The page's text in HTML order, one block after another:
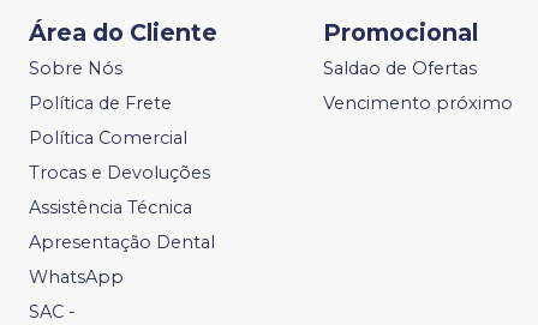
Área do Cliente
Sobre Nós
Política de Frete
Política Comercial
Trocas e Devoluções
Assistência Técnica
Apresentação Dental
WhatsApp
SAC -
Promocional
Saldao de Ofertas
Vencimento próximo